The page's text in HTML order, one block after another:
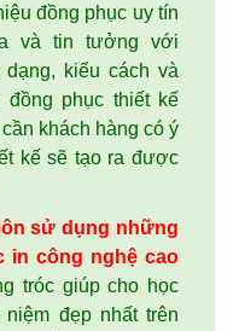
đồng phục uy tín
và tin tưởng với
dạng, kiểu cách và
phục thiết kế
khách hàng có ý
kế sẽ tạo ra được
sử dụng những
in công nghệ cao
tróc giúp cho học
đẹp nhất trên